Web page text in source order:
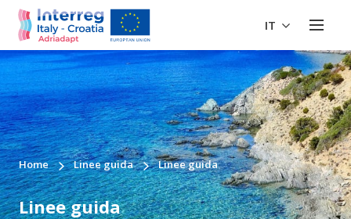
IT
Home Linee guida Linee guida
Linee guida